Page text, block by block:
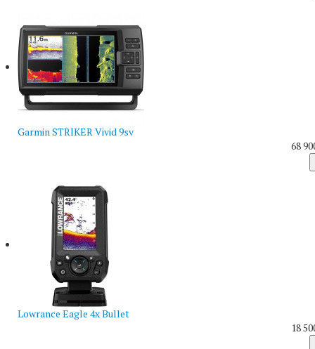
Garmin STRIKER Vivid 9sv
68
Lowrance Eagle 4x Bullet
18